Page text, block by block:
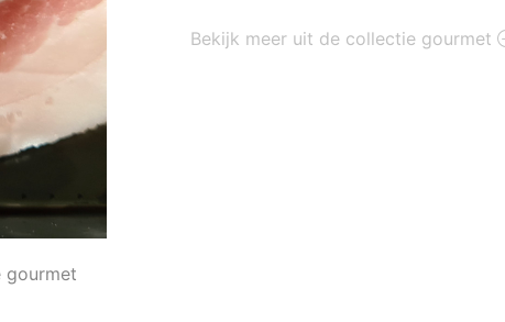
gourmet
Bekijk meer uit de collectie gourmet